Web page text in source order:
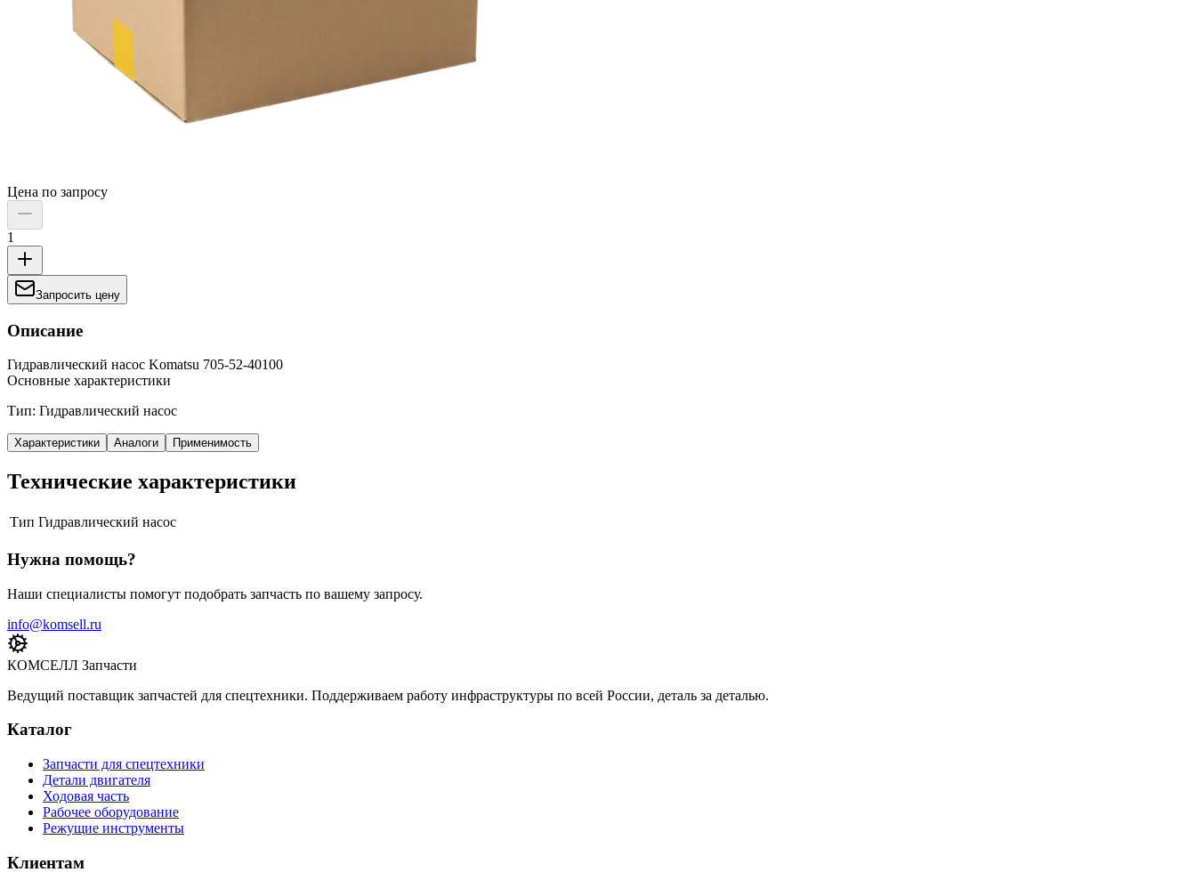
Цена по запросу
1
Запросить цену
Описание
Гидравлический насос Komatsu 705-52-40100
Основные характеристики
Тип: Гидравлический насос
Характеристики Аналоги Применимость
Технические характеристики
Тип Гидравлический насос
Нужна помощь?
Наши специалисты помогут подобрать запчасть по вашему запросу.
info@komsell.ru
КОМСЕЛЛ Запчасти
Ведущий поставщик запчастей для спецтехники. Поддерживаем работу инфраструктуры по всей России, деталь за деталью.
Каталог
Запчасти для спецтехники
Детали двигателя
Ходовая часть
Рабочее оборудование
Режущие инструменты
Клиентам